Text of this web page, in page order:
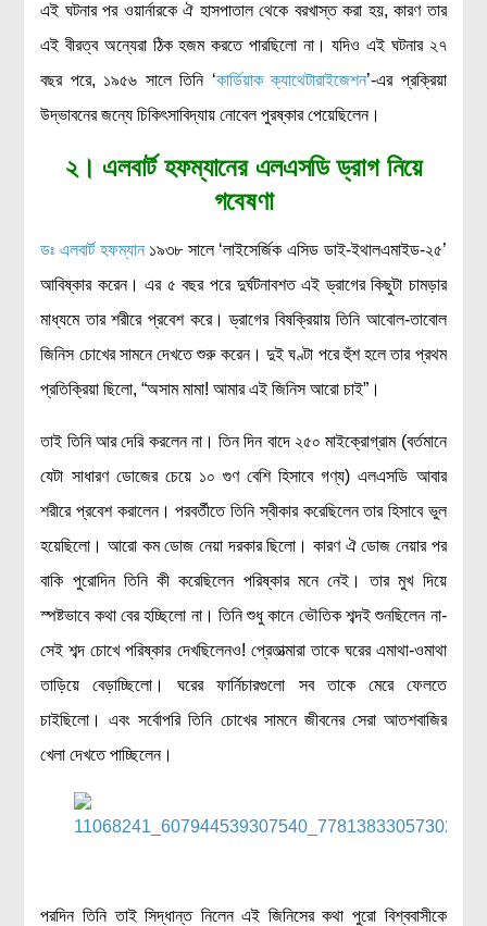
এই ঘটনার পর ওয়ার্নারকে ঐ হাসপাতাল থেকে বরখাস্ত করা হয়, কারণ তার
এই বীরত্ব অন্যেরা ঠিক হজম করতে পারছিলো না। যদিও এই ঘটনার ২৭
বছর পরে, ১৯৫৬ সালে তিনি ‘কার্ডিয়াক ক্যাথেটারাইজেশন’-এর প্রক্রিয়া
উদ্ভাবনের জন্যে চিকিৎসাবিদ্যায় নোবেল পুরষ্কার পেয়েছিলেন।
২। এলবার্ট হফম্যানের এলএসডি ড্রাগ নিয়ে
গবেষণা
ডঃ এলবার্ট হফম্যান১৯৩৮ সালে ‘লাইসের্জিক এসিড ডাই-ইথালএমাইড-২৫’
আবিষ্কার করেন। এর ৫ বছর পরে দুর্ঘটনাবশত এই ড্রাগের কিছুটা চামড়ার
মাধ্যমে তার শরীরে প্রবেশ করে। ড্রাগের বিষক্রিয়ায় তিনি আবোল-তাবোল
জিনিস চোখের সামনে দেখতে শুরু করেন। দুই ঘণ্টা পরে হুঁশ হলে তার প্রথম
প্রতিক্রিয়া ছিলো, “অসাম মামা! আমার এই জিনিস আরো চাই”।
তাই তিনি আর দেরি করলেন না। তিন দিন বাদে ২৫০ মাইক্রোগ্রাম (বর্তমানে
যেটা সাধারণ ডোজের চেয়ে ১০ গুণ বেশি হিসাবে গণ্য) এলএসডি আবার
শরীরে প্রবেশ করালেন। পরবর্তীতে তিনি স্বীকার করেছিলেন তার হিসাবে ভুল
হয়েছিলো। আরো কম ডোজ নেয়া দরকার ছিলো। কারণ ঐ ডোজ নেয়ার পর
বাকি পুরোদিন তিনি কী করেছিলেন পরিষ্কার মনে নেই। তার মুখ দিয়ে
স্পষ্টভাবে কথা বের হচ্ছিলো না। তিনি শুধু কানে ভৌতিক শব্দই শুনছিলেন না-
সেই শব্দ চোখে পরিষ্কার দেখছিলেনও! প্রেতাত্মারা তাকে ঘরের এমাথা-ওমাথা
তাড়িয়ে বেড়াচ্ছিলো। ঘরের ফার্নিচারগুলো সব তাকে মেরে ফেলতে
চাইছিলো। এবং সর্বোপরি তিনি চোখের সামনে জীবনের সেরা আতশবাজির
খেলা দেখতে পাচ্ছিলেন।
পরদিন তিনি তাই সিদ্ধান্ত নিলেন এই জিনিসের কথা পুরো বিশ্ববাসীকে